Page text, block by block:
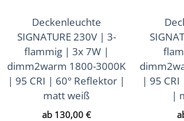
Deckenleuchte
SIGNATURE 230V | 3-
flammig | 3x 7W |
dimm2warm 1800-3000K
| 95 CRI | 60° Reflektor |
matt weiß
ab 130,00 €
| 95 CRI
|